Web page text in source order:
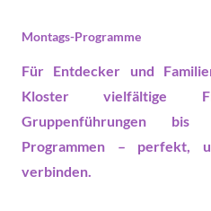
Montags-Programme
Für Entdecker und
Kloster vielfältige
Gruppenführungen bis
Programmen – perfekt,
verbinden.